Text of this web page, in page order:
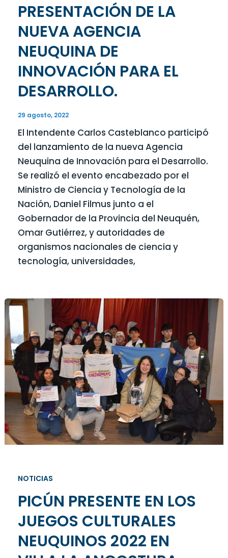
PRESENTACIÓN DE LA
NUEVA AGENCIA
NEUQUINA DE
INNOVACIÓN PARA EL
DESARROLLO.
29 agosto, 2022
El Intendente Carlos Casteblanco participó
del lanzamiento de la nueva Agencia
Neuquina de Innovación para el Desarrollo.
Se realizó el evento encabezado por el
Ministro de Ciencia y Tecnología de la
Nación, Daniel Filmus junto a el
Gobernador de la Provincia del Neuquén,
Omar Gutiérrez, y autoridades de
organismos nacionales de ciencia y
tecnología, universidades,
NOTICIAS
PICÚN PRESENTE EN LOS
JUEGOS CULTURALES
NEUQUINOS 2022 EN